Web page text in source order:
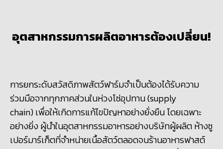
อุตสาหกรรมการผลิตอาหารต้องเปลี่ยน!
การยกระดับสวัสดิภาพสัตว์ฟาร์มจำเป็นต้องได้รับความ
ร่วมมือจากทุกภาคส่วนในห่วงโซ่อุปทาน (supply
chain) เพื่อให้เกิดการแก้ไขปัญหาอย่างยั่งยืน โดยเฉพาะ
อย่างยิ่ง ผู้นำในอุตสาหกรรมอาหารอย่างบริษัทผู้ผลิต ห้างซู
เปอร์มาร์เก็ตที่จำหน่ายเนื้อสัตว์ตลอดจนร้านอาหารฟาสต์